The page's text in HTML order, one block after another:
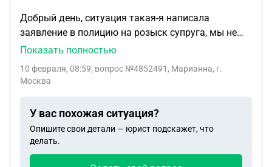
Добрый день, ситуация такая-я написала
заявление в полицию на розыск супруга, мы не
контактируем с 2016 года, пришло письмо с
штрафам в 2019 и все! Что мне делать дальше? В
Показать полностью
10 февраля, 08:59, вопрос №4852491, Марианна, г.
Москва
У вас похожая ситуация?
Опишите свои детали — юрист подскажет, что
делать.